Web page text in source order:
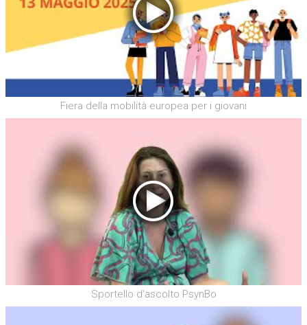
Fiera della mobilità europea per i giovani
Sportello d'ascolto PsynBo